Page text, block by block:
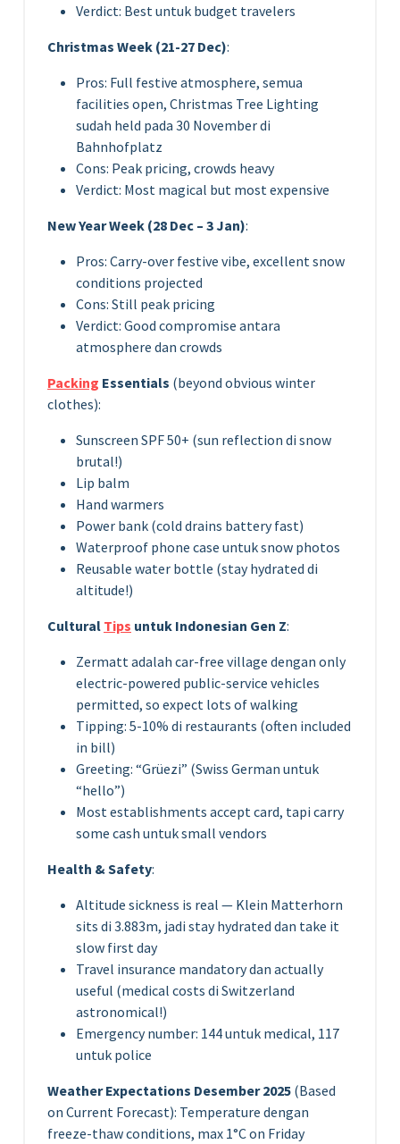
Verdict: Best untuk budget travelers
Christmas Week (21-27 Dec):
Pros: Full festive atmosphere, semua
facilities open, Christmas Tree Lighting
sudah held pada 30 November di
Bahnhofplatz
Cons: Peak pricing, crowds heavy
Verdict: Most magical but most expensive
New Year Week (28 Dec – 3 Jan):
Pros: Carry-over festive vibe, excellent snow
conditions projected
Cons: Still peak pricing
Verdict: Good compromise antara
atmosphere dan crowds
Packing Essentials (beyond obvious winter
clothes):
Sunscreen SPF 50+ (sun reflection di snow
brutal!)
Lip balm
Hand warmers
Power bank (cold drains battery fast)
Waterproof phone case untuk snow photos
Reusable water bottle (stay hydrated di
altitude!)
Cultural Tips untuk Indonesian Gen Z:
Zermatt adalah car-free village dengan only
electric-powered public-service vehicles
permitted, so expect lots of walking
Tipping: 5-10% di restaurants (often included
in bill)
Greeting: “Grüezi” (Swiss German untuk
“hello”)
Most establishments accept card, tapi carry
some cash untuk small vendors
Health & Safety:
Altitude sickness is real — Klein Matterhorn
sits di 3.883m, jadi stay hydrated dan take it
slow first day
Travel insurance mandatory dan actually
useful (medical costs di Switzerland
astronomical!)
Emergency number: 144 untuk medical, 117
untuk police
Weather Expectations Desember 2025 (Based
on Current Forecast): Temperature dengan
freeze-thaw conditions, max 1°C on Friday